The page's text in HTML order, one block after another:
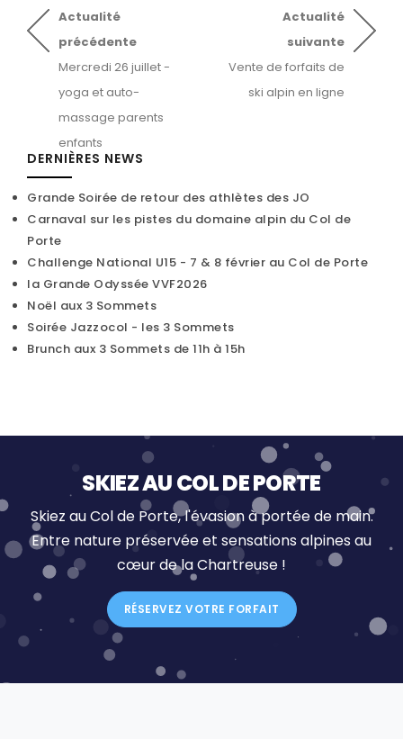
Actualité
précédente
Mercredi 26 juillet -
yoga et auto-
massage parents
enfants
Actualité
suivante
Vente de forfaits de
ski alpin en ligne
DERNIÈRES NEWS
Grande Soirée de retour des athlètes des JO
Carnaval sur les pistes du domaine alpin du Col de
Porte
Challenge National U15 - 7 & 8 février au Col de Porte
la Grande Odyssée VVF2026
Noël aux 3 Sommets
Soirée Jazzocol - les 3 Sommets
Brunch aux 3 Sommets de 11h à 15h
SKIEZ AU COL DE PORTE
Skiez au Col de Porte, l'évasion à portée de main.
Entre nature préservée et sensations alpines au
cœur de la Chartreuse !
RÉSERVEZ VOTRE FORFAIT